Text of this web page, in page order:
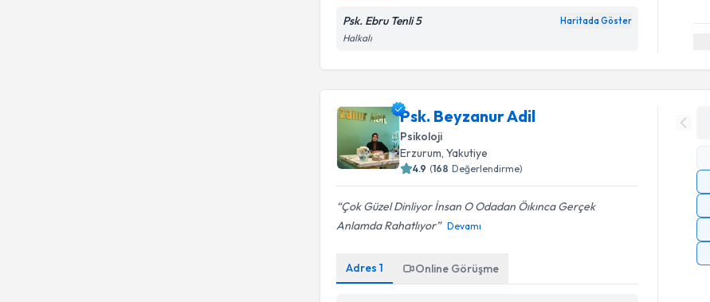
Psk. Ebru Tenli 5 Haritada Göster
Halkalı
Psk. Beyzanur Adil
Psikoloji
Erzurum , Yakutiye
4.9 (168 Değerlendirme)
Çok Güzel Dinliyor İnsan O Odadan Öıkınca Gerçek
Anlamda Rahatlıyor
Devamı
Adres1 Online Görüşme